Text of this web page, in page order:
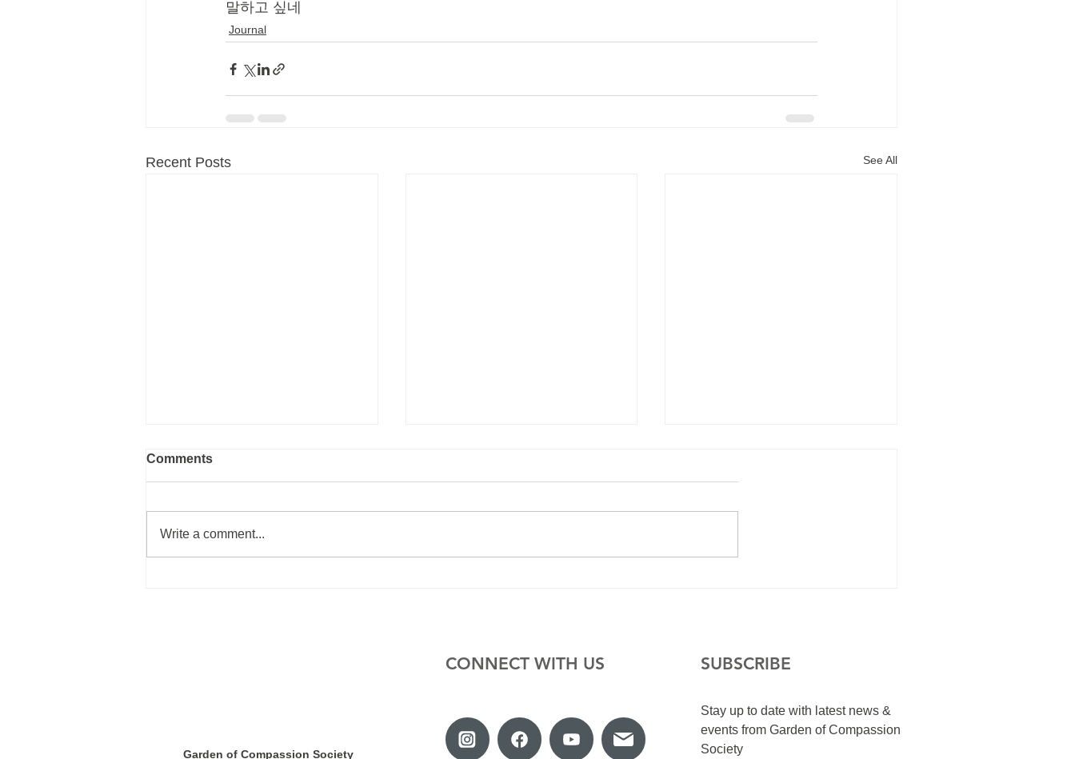
말하고 싶네
Journal
Recent Posts See All
This time
Comments
Write a comment...
Garden of Compassion Society
CONNECT WITH US SUBSCRIBE
Stay up to date with latest news &
events from Garden of Compassion
Society